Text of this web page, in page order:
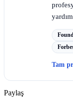
Tam
Paylaş